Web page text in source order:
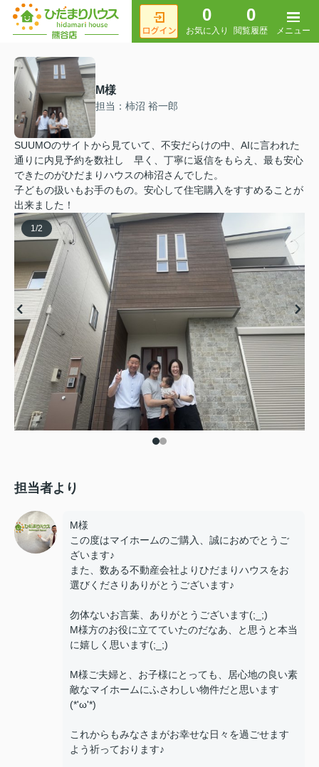
0
お気に入り
0
閲覧履歴 メニュー
M様
担当：柿沼 裕一郎
SUUMOのサイトから見ていて、不安だらけの中、AIに言われた
通りに内見予約を数社し 早く、丁寧に返信をもらえ、最も安心
できたのがひだまりハウスの柿沼さんでした。
子どもの扱いもお手のもの。安心して住宅購入をすすめることが
出来ました！
1 /2
担当者より
M様
この度はマイホームのご購入、誠におめでとうご
ざいます♪
また、数ある不動産会社よりひだまりハウスをお
選びくださりありがとうございます♪
勿体ないお言葉、ありがとうございます(;_;)
M様方のお役に立てていたのだなあ、と思うと本当
に嬉しく思います(;_;)
M様ご夫婦と、お子様にとっても、居心地の良い素
敵なマイホームにふさわしい物件だと思います
(*'ω'*)
これからもみなさまがお幸せな日々を過ごせます
よう祈っております♪